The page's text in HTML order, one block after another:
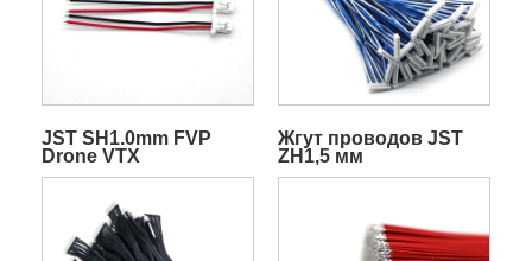
JST SH1.0mm FVP
Drone VTX
Силиконовый
квадрокоптера Видео
жгут проводов
Жгут проводов JST
ZH1,5 мм